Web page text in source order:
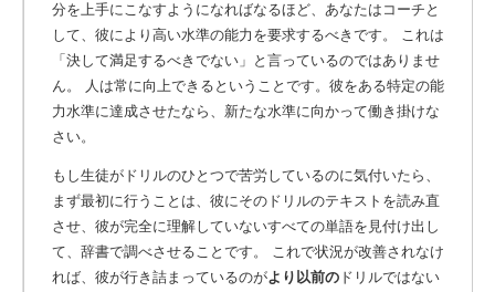
分を上手にこなすようになればなるほど、あなたはコーチと
して、彼により高い水準の能力を要求するべきです。 これは
「決して満足するべきでない」と言っているのではありませ
ん。 人は常に向上できるということです。彼をある特定の能
力水準に達成させたなら、新たな水準に向かって働き掛けな
さい。
もし生徒がドリルのひとつで苦労しているのに気付いたら、
まず最初に行うことは、彼にそのドリルのテキストを読み直
させ、彼が完全に理解していないすべての単語を見付け出し
て、辞書で調べさせることです。 これで状況が改善されなけ
れば、彼が行き詰まっているのがより以前の ドリルではない